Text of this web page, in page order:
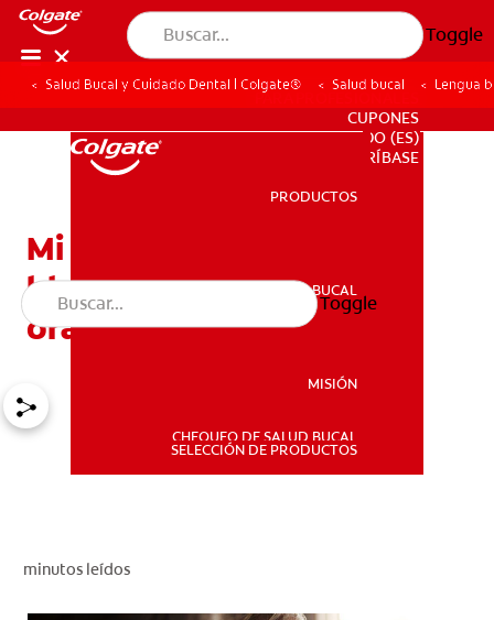
Toggle
SALUD BUCAL
PARA PROFESIONALES
CUPONES
DO (ES)
SUSCRÍBASE
PRODUCTOS
SALUD BUCAL
MISIÓN
CHEQUEO DE SALUD BUCAL
SELECCIÓN DE PRODUCTOS
Toggle
Salud Bucal y Cuidado Dental | Colgate® Salud bucal Lengua
Mi bebé tiene la lengua
blanca: ¿Será candidiasis
oral?
minutos leídos